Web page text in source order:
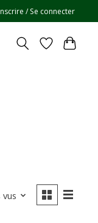
/ Se connecter
vus